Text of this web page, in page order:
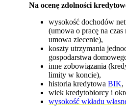
Na ocenę zdolności
wysokość dochodów
(umowa o pracę na
umowa zlecenie),
koszty utrzymania
gospodarstwa
inne zobowiązania
limity w koncie),
historia kredytowaBIK,
wiek kredytobiorcy i
wysokość wkładu